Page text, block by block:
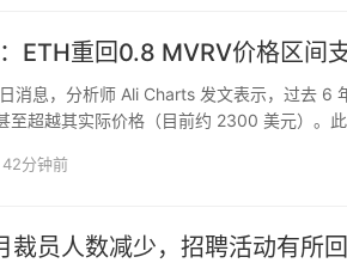
ETH重回0.8 MVRV价格区间
消息，分析师 Ali Charts 发文表示，过去 6
至超越其实际价格（目前约 2300 美元）。
42分钟前
裁员人数减少，招聘活动有所